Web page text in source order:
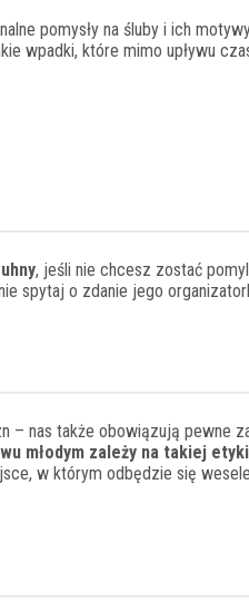
pomysły na śluby i ich
wpadki, które mimo upływu
, jeśli nie chcesz zostać
spytaj o zdanie jego
nas także obowiązują pewne
młodym zależy na takiej
w którym odbędzie się